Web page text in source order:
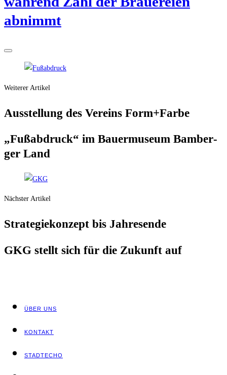
abnimmt
Weiterer Artikel
Aus­stel­lung des Ver­eins Form+Farbe
„Fuß­ab­druck“ im Bau­er­mu­se­um Bam­ber­
ger Land
Nächster Artikel
Stra­te­gie­kon­zept bis Jahresende
GKG stellt sich für die Zukunft auf
ÜBER UNS
KON­TAKT
STADT­ECHO